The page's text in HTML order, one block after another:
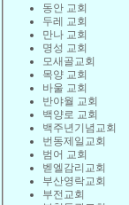
동안 교회
두레 교회
만나 교회
명성 교회
모새골교회
목양 교회
바울 교회
반야월 교회
백양로 교회
백주년기념교회
번동제일교회
범어 교회
벧엘감리교회
부산영락교회
부전교회